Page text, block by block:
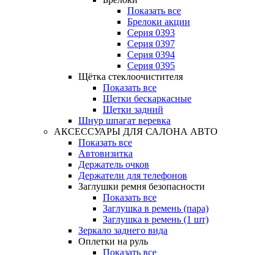
Показать все
Брелоки акции
Серия 0393
Серия 0397
Серия 0394
Серия 0395
Щётка стеклоочистителя
Показать все
Щетки бескаркасные
Щетки задний
Шнур шпагат веревка
АКСЕССУАРЫ ДЛЯ САЛОНА АВТО
Показать все
Автовизитка
Держатель очков
Держатели для телефонов
Заглушки ремня безопасности
Показать все
Заглушка в ремень (пара)
Заглушка в ремень (1 шт)
Зеркало заднего вида
Оплетки на руль
Показать все